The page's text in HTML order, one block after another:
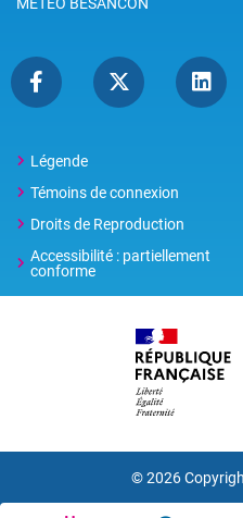
Légende
Témoins de connexion
Droits de Reproduction
Accessibilité : partiellement
conforme
© 2026